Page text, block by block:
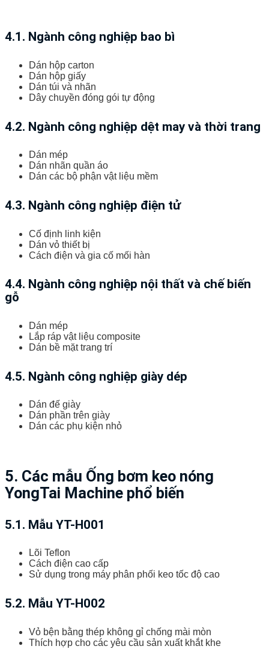
4.1. Ngành công nghiệp bao bì
Dán hộp carton
Dán hộp giấy
Dán túi và nhãn
Dây chuyền đóng gói tự động
4.2. Ngành công nghiệp dệt may và thời trang
Dán mép
Dán nhãn quần áo
Dán các bộ phận vật liệu mềm
4.3. Ngành công nghiệp điện tử
Cố định linh kiện
Dán vỏ thiết bị
Cách điện và gia cố mối hàn
4.4. Ngành công nghiệp nội thất và chế biến
gỗ
Dán mép
Lắp ráp vật liệu composite
Dán bề mặt trang trí
4.5. Ngành công nghiệp giày dép
Dán đế giày
Dán phần trên giày
Dán các phụ kiện nhỏ
5. Các mẫu Ống bơm keo nóng
YongTai Machine phổ biến
5.1. Mẫu YT-H001
Lõi Teflon
Cách điện cao cấp
Sử dụng trong máy phân phối keo tốc độ cao
5.2. Mẫu YT-H002
Vỏ bện bằng thép không gỉ chống mài mòn
Thích hợp cho các yêu cầu sản xuất khắt khe